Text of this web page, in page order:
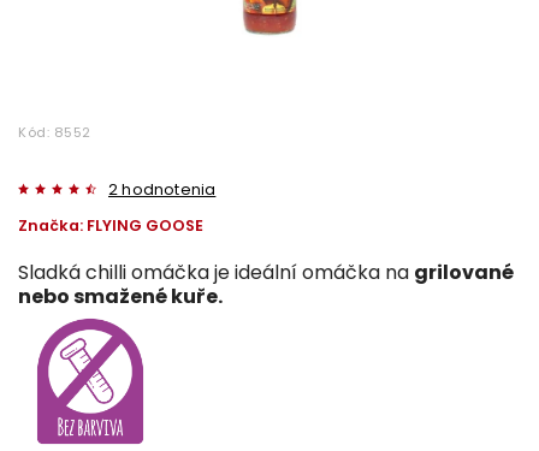
Kód: 8552
2 hodnotenia
Značka: FLYING GOOSE
Sladká chilli omáčka je ideální omáčka na grilované
nebo smažené kuře.